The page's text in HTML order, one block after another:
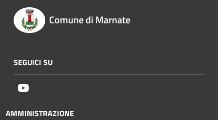
Comune di Marnate
SEGUICI SU
AMMINISTRAZIONE